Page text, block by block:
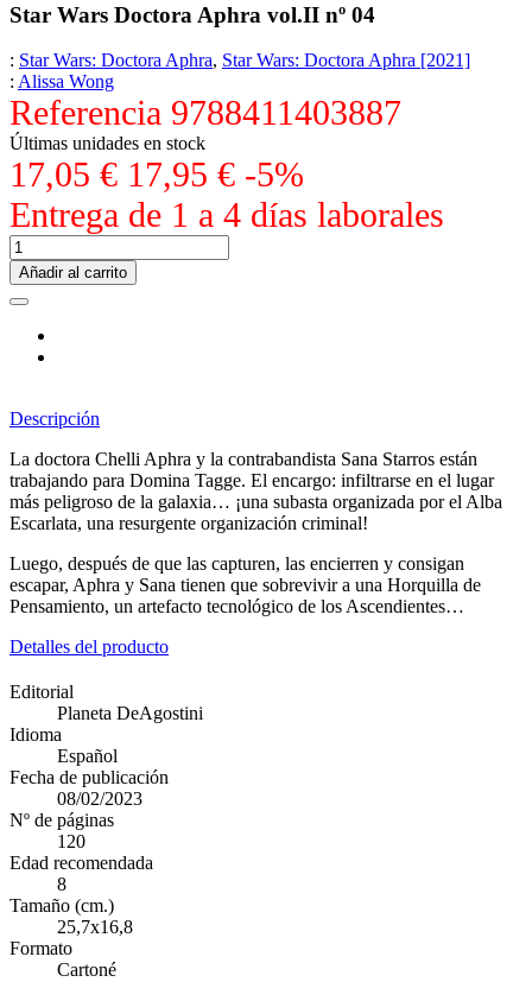
Star Wars Doctora Aphra vol.II nº 04
: Star Wars: Doctora Aphra, Star Wars: Doctora Aphra [2021]
: Alissa Wong
Referencia 9788411403887
Últimas unidades en stock
17,05 € 17,95 € -5%
Entrega de 1 a 4 días laborales
Añadir al carrito
Descripción
La doctora Chelli Aphra y la contrabandista Sana Starros están
trabajando para Domina Tagge. El encargo: infiltrarse en el lugar
más peligroso de la galaxia… ¡una subasta organizada por el Alba
Escarlata, una resurgente organización criminal!
Luego, después de que las capturen, las encierren y consigan
escapar, Aphra y Sana tienen que sobrevivir a una Horquilla de
Pensamiento, un artefacto tecnológico de los Ascendientes…
Detalles del producto
Editorial
Planeta DeAgostini
Idioma
Español
Fecha de publicación
08/02/2023
Nº de páginas
120
Edad recomendada
8
Tamaño (cm.)
25,7x16,8
Formato
Cartoné